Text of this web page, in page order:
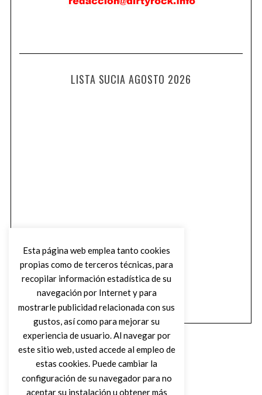
LISTA SUCIA AGOSTO 2026
Esta página web emplea tanto cookies
propias como de terceros técnicas, para
recopilar información estadística de su
navegación por Internet y para
mostrarle publicidad relacionada con sus
gustos, así como para mejorar su
experiencia de usuario. Al navegar por
este sitio web, usted accede al empleo de
estas cookies. Puede cambiar la
configuración de su navegador para no
aceptar su instalación u obtener más